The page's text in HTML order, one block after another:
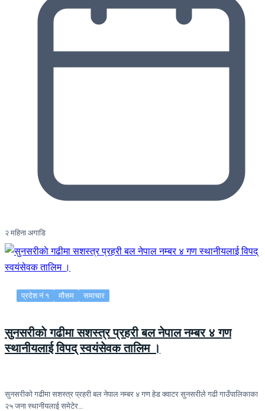
२ महिना अगाडि
प्रदेश नं १ मौसम समाचार
सुनसरीकाे गढीमा सशस्त्र प्रहरी बल नेपाल नम्बर ४ गण
स्थानीयलाई विपद् स्वयंसेवक तालिम ।
सुनसरीकाे गढीमा सशस्त्र प्रहरी बल नेपाल नम्बर ४ गण हेड क्वाटर सुनसरीले गढी गाउँपालिकाका
२५ जना स्थानीयलाई समेटेर…